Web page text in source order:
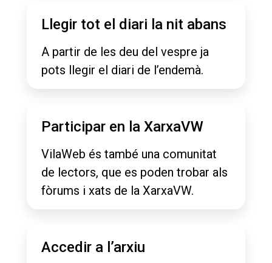
Llegir tot el diari la nit abans
A partir de les deu del vespre ja
pots llegir el diari de l’endemà.
Participar en la XarxaVW
VilaWeb és també una comunitat
de lectors, que es poden trobar als
fòrums i xats de la XarxaVW.
Accedir a l’arxiu